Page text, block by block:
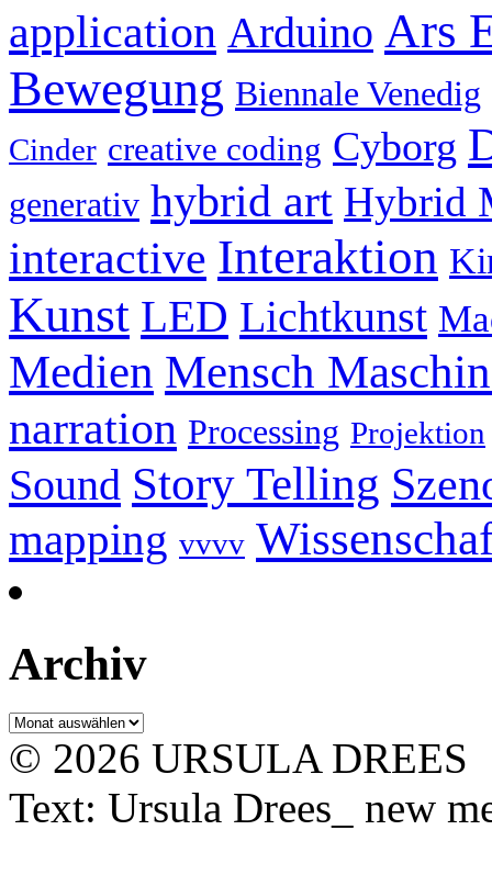
application Arduino Ars
Bewegung Biennale Venedig
Cinder creative coding Cyborg
generativ hybrid art Hybrid
interactive Interaktion
Kunst LED Lichtkunst
Medien Mensch
narration Processing Projektion
Sound Story Telling
mapping vvvv
Archiv
Archiv
© 2026 URSULA DREES
Text: Ursula Drees_ new